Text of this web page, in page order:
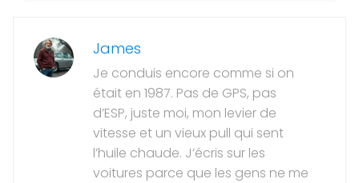
James
Je conduis encore comme si on
était en 1987. Pas de GPS, pas
d’ESP, juste moi, mon levier de
vitesse et un vieux pull qui sent
l’huile chaude. J’écris sur les
voitures parce que les gens ne me